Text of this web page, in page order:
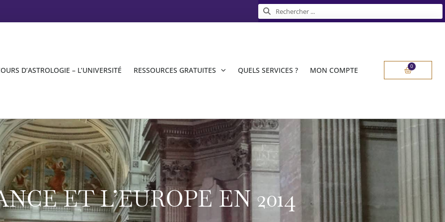
Rechercher
Rechercher
D’ASTROLOGIE – L’UNIVERSITÉ RESSOURCES GRATUITES QUELS SERVICES ? MON COMPTE 0
Panier
ET L’EUROPE EN 2014